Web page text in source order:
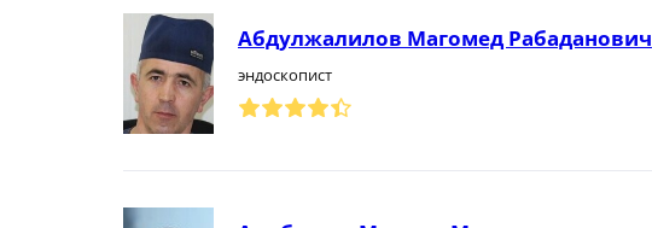
Абдулжалилов Магомед Рабаданович
эндоскопист